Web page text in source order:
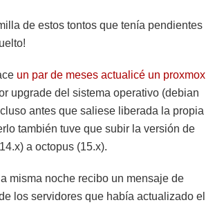
de estos tontos que tenía pendientes
un par de meses actualicé un proxmox
upgrade del sistema operativo (debian
antes que saliese liberada la propia
también tuve que subir la versión de
a octopus (15.x).
misma noche recibo un mensaje de
los servidores que había actualizado el